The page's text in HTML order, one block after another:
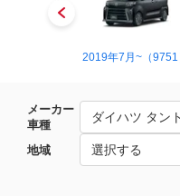
2019年7月~（9751
メーカー
車種
ダイハツ タント
地域 選択する